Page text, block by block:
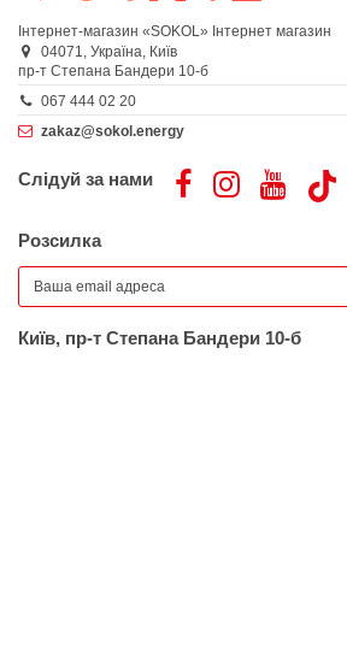
Інтернет-магазин «SOKOL» Інтернет магазин
04071, Україна, Київ
пр-т Степана Бандери 10-б
067 444 02 20
zakaz@sokol.energy
Слідуй за нами
Розсилка
Київ, пр-т Степана Бандери 10-б